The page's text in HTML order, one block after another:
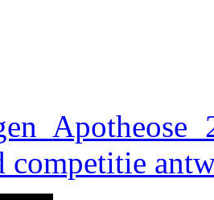
Apotheose
competitie